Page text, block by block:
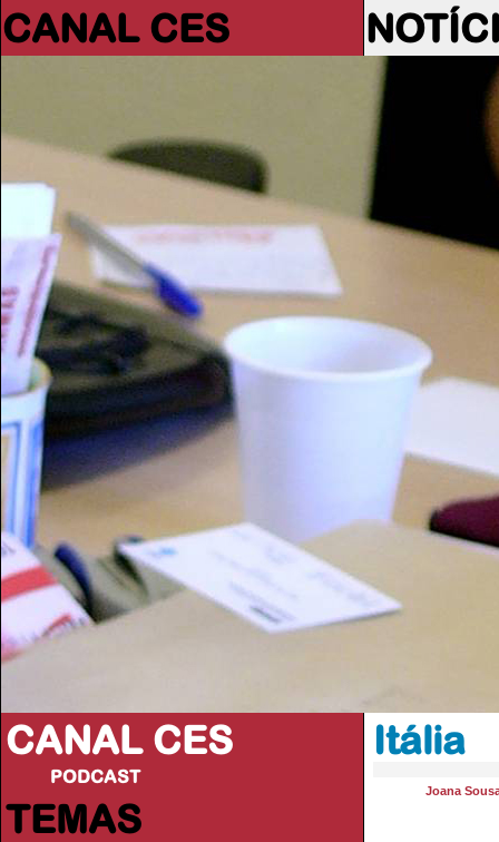
CANAL CES
CANAL CES
PODCAST
TEMAS
Itália
Joana